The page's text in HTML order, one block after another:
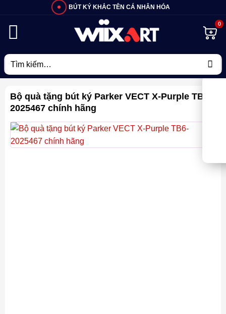
BÚT KÝ KHẮC TÊN CÁ NHÂN HÓA
Tìm
kiếm:
Bộ quà tặng bút ký Parker VECT X-Purple TB6-
2025467 chính hãng